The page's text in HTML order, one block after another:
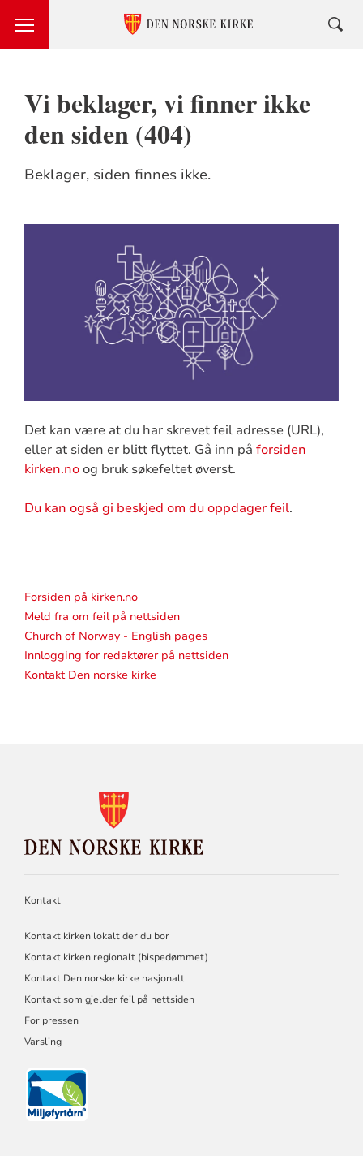
Vi beklager, vi finner ikke
den siden (404)
Beklager, siden finnes ikke.
Det kan være at du har skrevet feil adresse (URL),
eller at siden er blitt flyttet. Gå inn på forsiden
kirken.noog bruk søkefeltet øverst.
Du kan også gi beskjed om du oppdager feil.
Forsiden på kirken.no
Meld fra om feil på nettsiden
Church of Norway - English pages
Innlogging for redaktører på nettsiden
Kontakt Den norske kirke
NORSKE
KIRKE
Kontakt
Kontakt kirken lokalt der du bor
Kontakt kirken regionalt (bispedømmet)
Kontakt Den norske kirke nasjonalt
Kontakt som gjelder feil på nettsiden
For pressen
Varsling